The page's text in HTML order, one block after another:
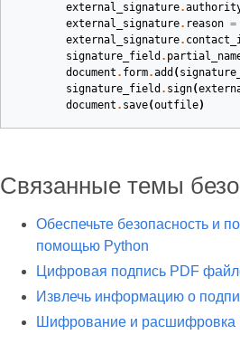
external_signature.
external_signature. reason =
external_signature.
signature_field .
document . form.add (
signature_field . sign(
document . save(outfile)
Связанные темы
Обеспечьте безопасность и
помощью Python
Цифровая подпись PDF
Извлечь информацию о
Шифрование и расшифровка